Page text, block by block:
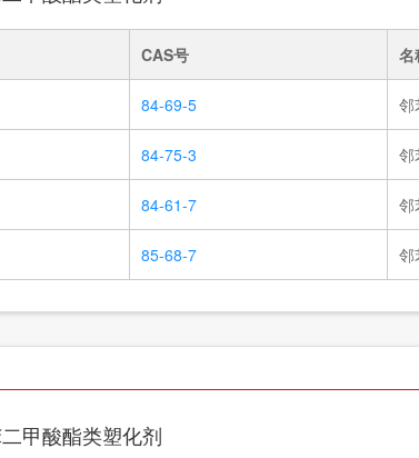
CAS号 名
84-69-5 邻
84-75-3 邻
84-61-7 邻
85-68-7 邻
甲酸酯类塑化剂